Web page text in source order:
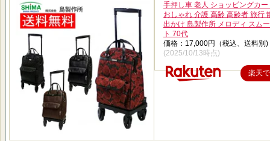
手押し車 老人 ショッピングカー
おしゃれ 介護 高齢 高齢者 旅行
出かけ 島製作所 メロディ スム
ト 70代
価格：17,000円（税込、送料別)
(2025/10/13時点)
楽天